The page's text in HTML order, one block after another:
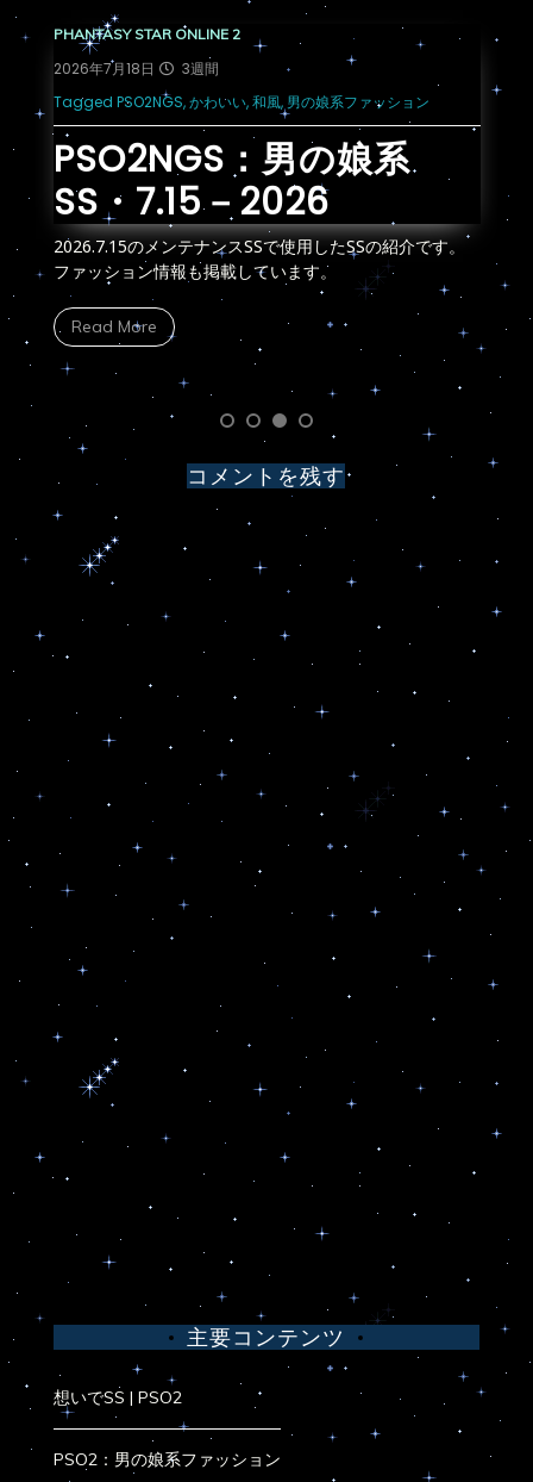
PHANTASY STAR ONLINE 2
2026年7月18日
3週間
Tagged PSO2NGS,かわいい,和風, 男の娘系ファッション
PSO2NGS：男の娘系
SS・7.15－2026
2026.7.15のメンテナンスSSで使用したSSの紹介です。
ファッション情報も掲載しています。
Read More
コメントを残す
主要コンテンツ
想いでSS | PSO2
PSO2：男の娘系ファッション